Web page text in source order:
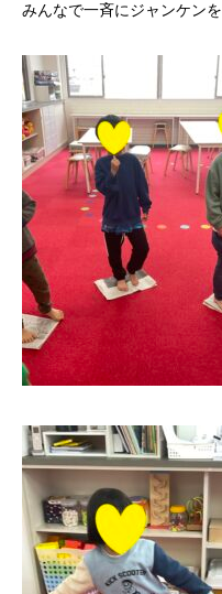
みんなで一斉にジャンケンを